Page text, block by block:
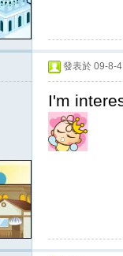
發表於 09-8-
I'm